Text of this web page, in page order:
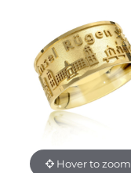
Hover to zoom